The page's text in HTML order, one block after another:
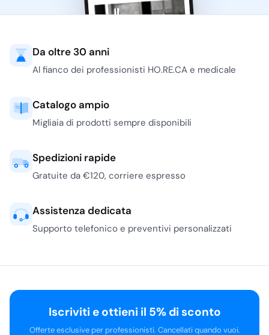
leggero; le finiture chiare
di raccolta.
Il corpo del contenitore
stabile da non ribaltarsi
con urti accidentali. Nei
dehors, cortili interni e
aree fumatori aziendali,
è utile scegliere modelli
predisposizione per il
fissaggio al suolo. Il
posacenere integrato
per l’uso continuativo,
spegnere la sigaretta
senza riempire subito la
vaschetta di residui
Da oltre 30 anni
Al fianco dei professionisti HO.RE.CA e medicale
Catalogo ampio
Migliaia di prodotti sempre disponibili
Spedizioni rapide
Gratuite da €120, corriere espresso
Assistenza dedicata
Supporto telefonico e preventivi personalizzati
Iscriviti e ottieni il 5% di sconto
Offerte esclusive per professionisti. Cancellati quando vuoi.